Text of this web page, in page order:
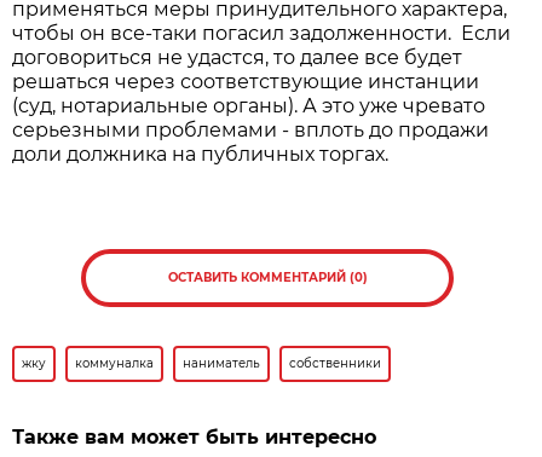
применяться меры принудительного характера,
чтобы он все-таки погасил задолженности. Если
договориться не удастся, то далее все будет
решаться через соответствующие инстанции
(суд, нотариальные органы). А это уже чревато
серьезными проблемами - вплоть до продажи
доли должника на публичных торгах.
ОСТАВИТЬ КОММЕНТАРИЙ (0)
жку коммуналка наниматель собственники
Также вам может быть интересно